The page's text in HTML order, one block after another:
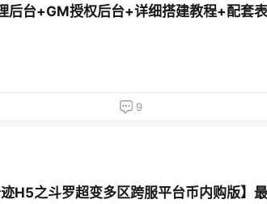
后台+GM授权后台+详细搭建教程+配套表
9
H5之斗罗超变多区跨服平台币内购版】